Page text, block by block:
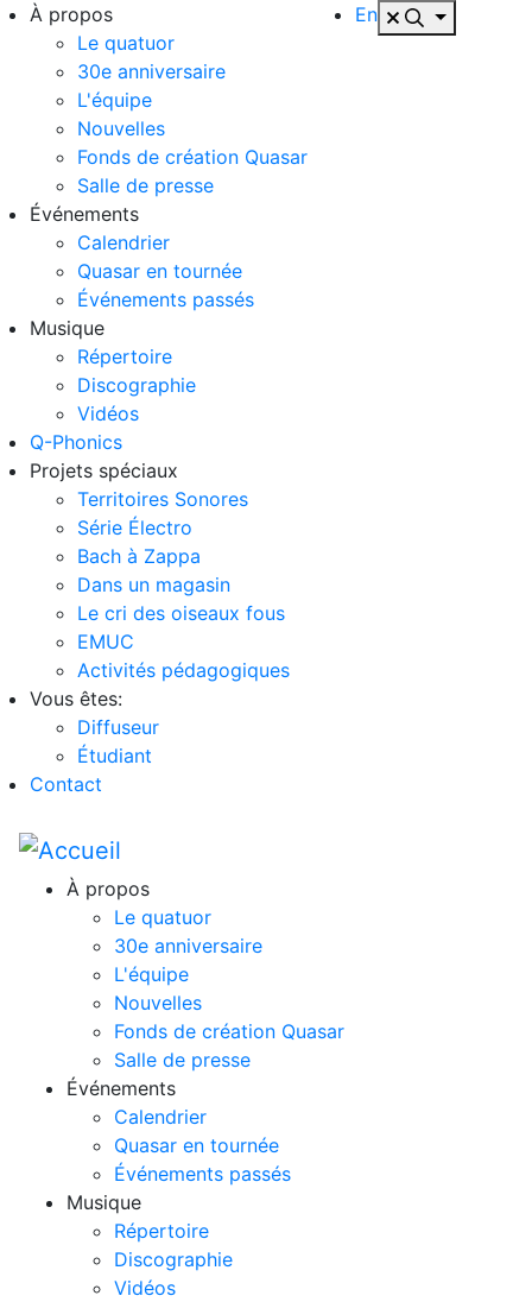
À propos
Le quatuor
30e anniversaire
L'équipe
Nouvelles
Fonds de création Quasar
Salle de presse
Événements
Calendrier
Quasar en tournée
Événements passés
Musique
Répertoire
Discographie
Vidéos
Q-Phonics
Projets spéciaux
Territoires Sonores
Série Électro
Bach à Zappa
Dans un magasin
Le cri des oiseaux fous
EMUC
Activités pédagogiques
Vous êtes:
Diffuseur
Étudiant
Contact
En
À propos
Le quatuor
30e anniversaire
L'équipe
Nouvelles
Fonds de création Quasar
Salle de presse
Événements
Calendrier
Quasar en tournée
Événements passés
Musique
Répertoire
Discographie
Vidéos